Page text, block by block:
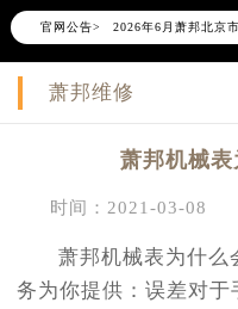
官网公告> 2026年6月萧邦北京
2026年6月北京市萧
2026年6月萧邦售后
节假日正常营业！
萧邦维修
萧邦机械
时间：2021-03-08
萧邦机械表为什么
务为你提供：误差对